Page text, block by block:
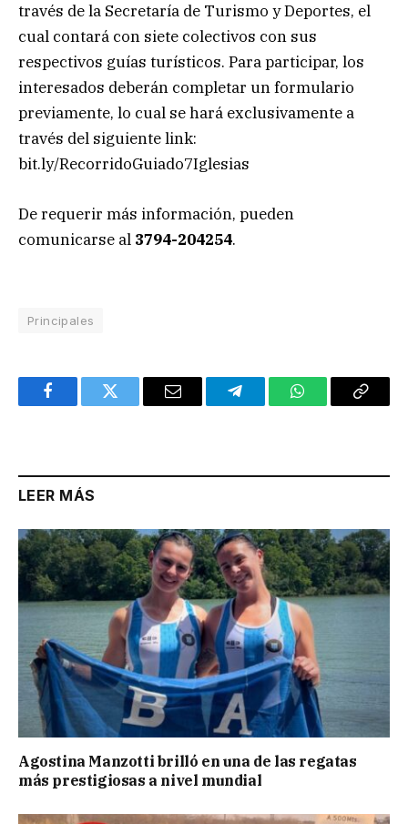
través de la Secretaría de Turismo y Deportes, el
cual contará con siete colectivos con sus
respectivos guías turísticos. Para participar, los
interesados deberán completar un formulario
previamente, lo cual se hará exclusivamente a
través del siguiente link:
bit.ly/RecorridoGuiado7Iglesias
De requerir más información, pueden
comunicarse al 3794-204254.
Principales
FacebookTwitter Email TelegramWhatsAppCopy
LEER MÁS
Agostina Manzotti brilló en una de las regatas
más prestigiosas a nivel mundial